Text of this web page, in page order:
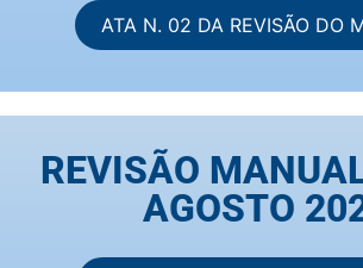
ATA N. 02 DA REVISÃO DO
REVISÃO
AGOSTO